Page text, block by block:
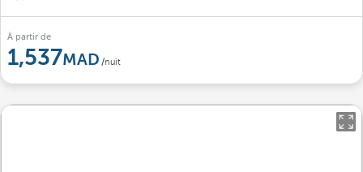
À partir de
1,537 /nuit